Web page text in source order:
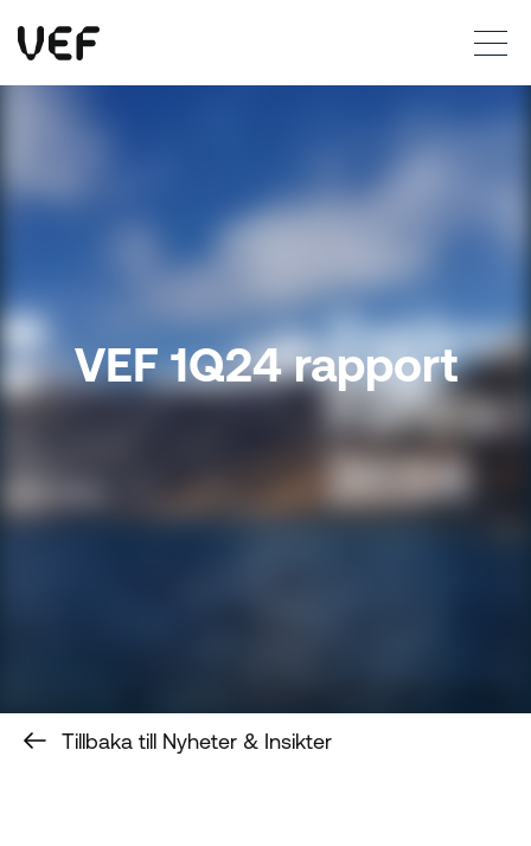
Read more
Okay
VEF 1Q24 rapport
Tillbaka till Nyheter & Insikter